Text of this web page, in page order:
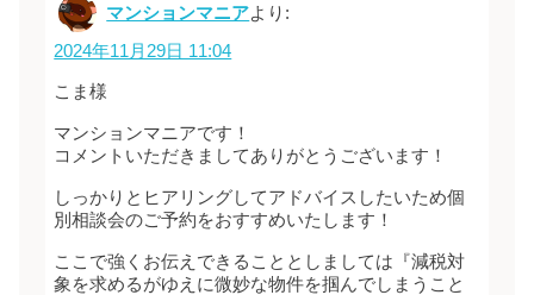
マンションマニアより:
2024年11月29日 11:04
こま様
マンションマニアです！
コメントいただきましてありがとうございます！
しっかりとヒアリングしてアドバイスしたいため個
別相談会のご予約をおすすめいたします！
ここで強くお伝えできることとしましては『減税対
象を求めるがゆえに微妙な物件を掴んでしまうこと